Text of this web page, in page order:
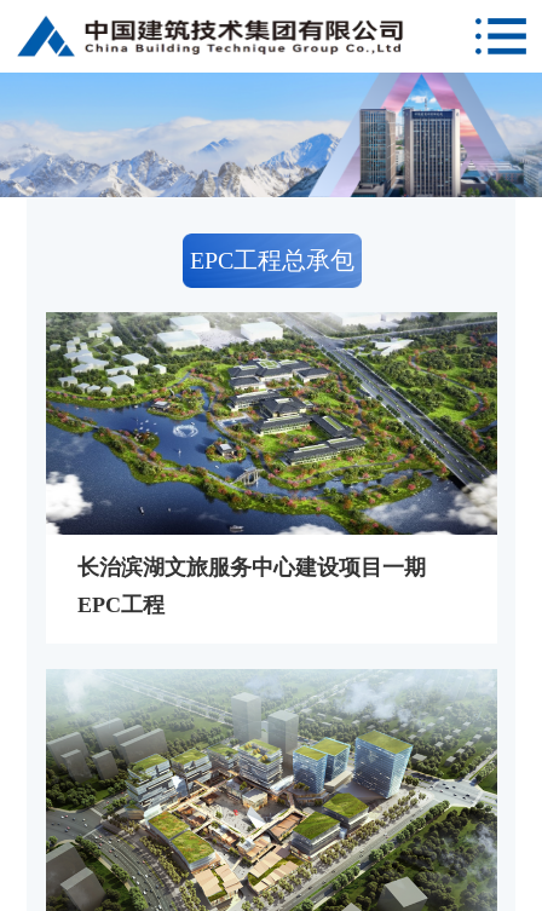
EPC工程总承包
长治滨湖文旅服务中心建设项目一期
EPC工程